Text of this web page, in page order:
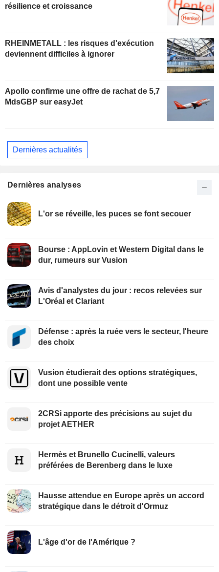
résilience et croissance
RHEINMETALL : les risques d'exécution
deviennent difficiles à ignorer
Apollo confirme une offre de rachat de 5,7
MdsGBP sur easyJet
Dernières actualités
Dernières analyses
L'or se réveille, les puces se font secouer
Bourse : AppLovin et Western Digital dans le
dur, rumeurs sur Vusion
Avis d'analystes du jour : recos relevées sur
L'Oréal et Clariant
Défense : après la ruée vers le secteur, l'heure
des choix
Vusion étudierait des options stratégiques,
dont une possible vente
2CRSi apporte des précisions au sujet du
projet AETHER
Hermès et Brunello Cucinelli, valeurs
préférées de Berenberg dans le luxe
Hausse attendue en Europe après un accord
stratégique dans le détroit d'Ormuz
L'âge d'or de l'Amérique ?